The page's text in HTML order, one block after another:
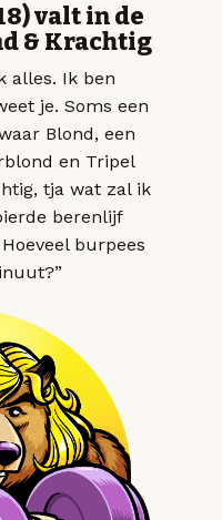
valt in de
& Krachtig
alles. Ik ben
je. Soms een
Blond, een
en Tripel
tja wat zal ik
berenlijf
burpees